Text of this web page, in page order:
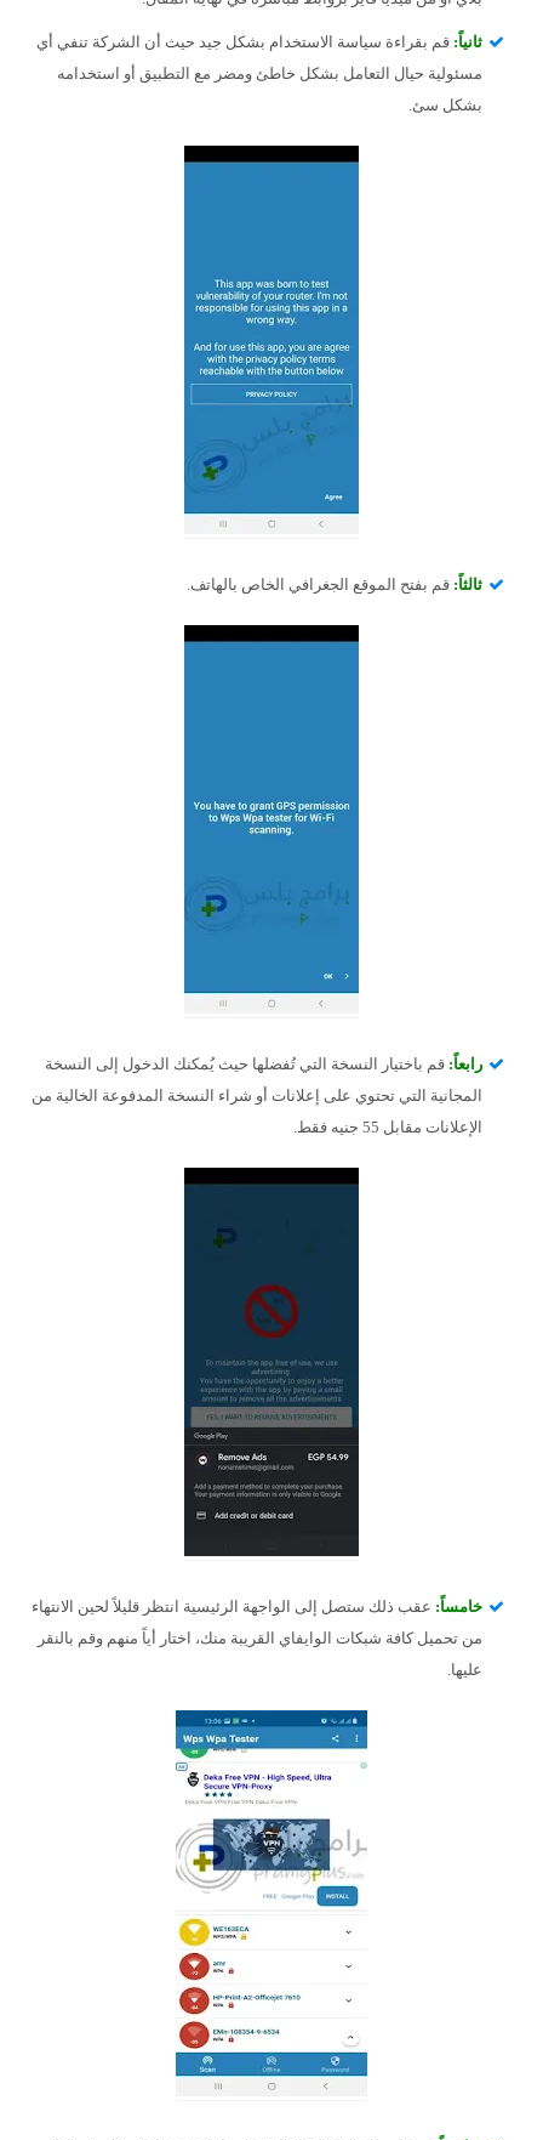
ثانياً: قم بقراءة سياسة الاستخدام بشكل جيد حيث أن الشركة تنفي أي
مسئولية حيال التعامل بشكل خاطئ ومضر مع التطبيق أو استخدامه
بشكل سئ.
ثالثاً: قم بفتح الموقع الجغرافي الخاص بالهاتف.
رابعاً: قم باختيار النسخة التي تُفضلها حيث يُمكنك الدخول إلى النسخة
المجانية التي تحتوي على إعلانات أو شراء النسخة المدفوعة الخالية من
الإعلانات مقابل 55 جنيه فقط.
خامساً: عقب ذلك ستصل إلى الواجهة الرئيسية انتظر قليلاً لحين الانتهاء
من تحميل كافة شبكات الوايفاي القريبة منك، اختار أياً منهم وقم بالنقر
عليها.